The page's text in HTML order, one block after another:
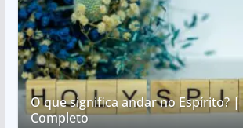
O que significa andar no Espírito? |
Completo